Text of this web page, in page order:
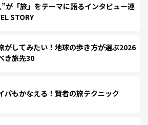
が「旅」をテーマに語るインタビュー連
STORY
がしてみたい！地球の歩き方が選ぶ2026
き旅先30
パもかなえる！賢者の旅テクニック